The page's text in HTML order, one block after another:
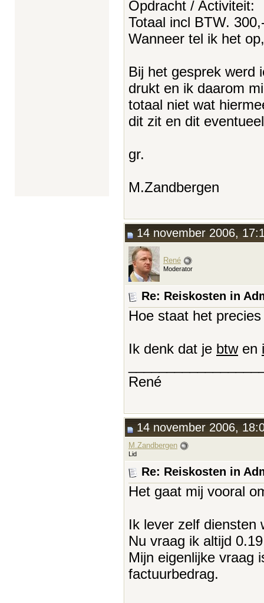
Opdracht / Activiteit:
Totaal incl BTW.
Wanneer tel ik het
Bij het gesprek werd
drukt en ik daarom
totaal niet wat
dit zit en dit
gr.
M.Zandbergen
14 november 2006,
René
Moderator
Re: Reiskosten in
Hoe staat het
Ik denk dat je btwen
René
14 november 2006,
M.Zandbergen
Lid
Re: Reiskosten in
Het gaat mij vooral
Ik lever zelf diensten
Nu vraag ik altijd
Mijn eigenlijke vraag
factuurbedrag.